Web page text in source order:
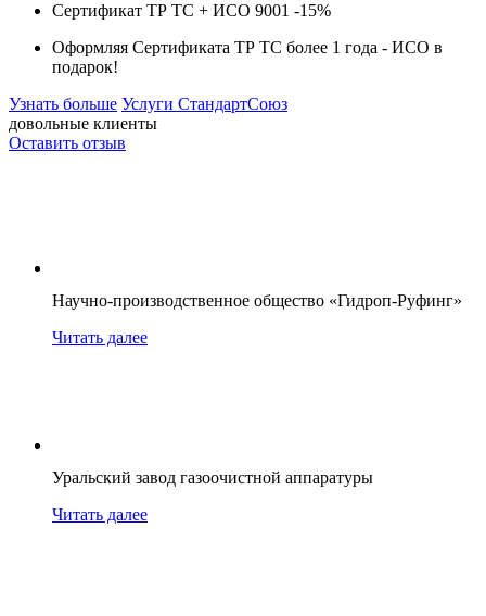
Сертификат ТР ТС + ИСО 9001 -15%
Оформляя Сертификата ТР ТС более 1 года - ИСО в
подарок!
Узнать больше Услуги СтандартСоюз
довольные клиенты
Оставить отзыв
Научно-производственное общество «Гидроп-Руфинг»
Читать далее
Уральский завод газоочистной аппаратуры
Читать далее